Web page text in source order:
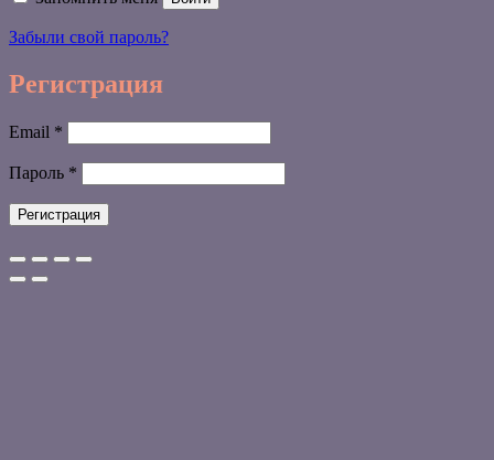
Забыли свой пароль?
Регистрация
Email *
Пароль *
Регистрация